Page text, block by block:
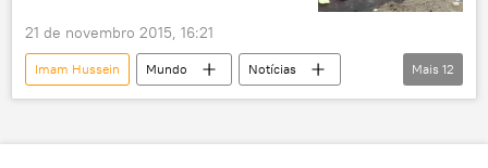
21 de novembro 2015, 16:21
Imam Hussein Mundo
Notícias
Estado Islâmico: pior ameaça mundial
Mais 12